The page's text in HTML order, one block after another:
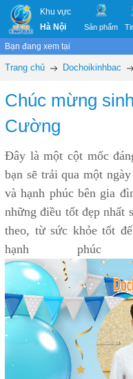
Khu vực
Hà Nội
Sản phẩm
Bạn đang xem tại
Trang chủ Dochoikinhbac
Chúc mừng
Cường
Đây là một cột mốc
bạn sẽ trải qua một
và hạnh phúc bên gia
những điều tốt đẹp nhất
theo, từ sức khỏe tốt
hạnh